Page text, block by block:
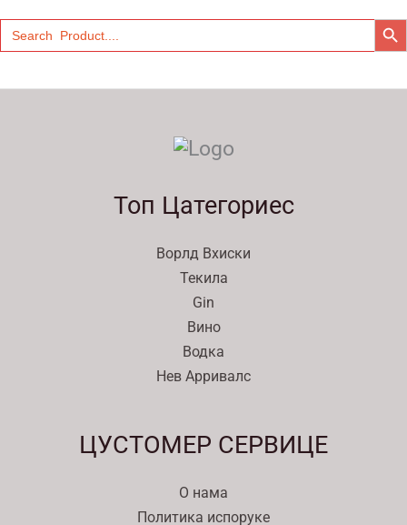
Search
for:
Топ Цатегориес
Ворлд Вхиски
Текила
Gin
Вино
Водка
Нев Арривалс
ЦУСТОМЕР СЕРВИЦЕ
О нама
Политика испоруке
Español